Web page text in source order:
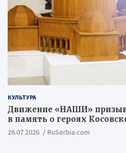
КУЛЬТУРА
Движение «НАШИ»
в память о героях
26.07.2026 RuSerbia.com